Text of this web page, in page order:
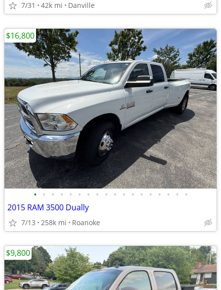
7/31 42k mi Danville
• • • • • • • • • • • • • • • • • •
2015 RAM 3500 Dually
7/13 258k mi Roanoke
$16,800
$9,800